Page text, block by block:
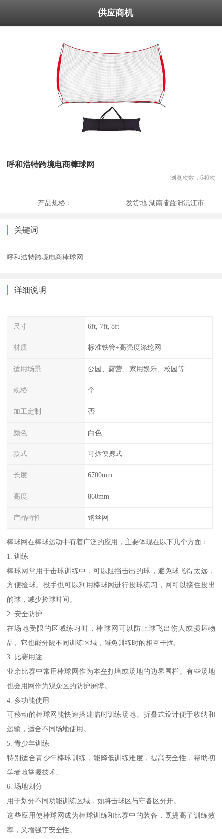
供应商机
呼和浩特跨境电商棒球网
浏览次数： 640次
产品规格： 发货地:湖南省益阳沅江市
关键词
呼和浩特跨境电商棒球网
详细说明
尺寸 6ft, 7ft, 8ft
材质 标准铁管+高强度涤纶网
适用场景 公园、露营、家用娱乐、校园等
规格 个
加工定制 否
颜色 白色
款式 可拆便携式
长度 6700mm
高度 860mm
产品特性 钢丝网
棒球网在棒球运动中有着广泛的应用，主要体现在以下几个方面：
1. 训练
棒球网常用于击球训练中，可以阻挡击出的球，避免球飞得太远，
方便捡球。投手也可以利用棒球网进行投球练习，网可以接住投出
的球，减少捡球时间。
2. 安全防护
在场地受限的区域练习时，棒球网可以防止球飞出伤人或损坏物
品。它也能分隔不同训练区域，避免训练时的相互干扰。
3. 比赛用途
业余比赛中常用棒球网作为本垒打墙或场地的边界围栏。有些场地
也会用网作为观众区的防护屏障。
4. 多功能使用
可移动的棒球网能快速搭建临时训练场地。折叠式设计便于收纳和
运输，适合不同场地使用。
5. 青少年训练
特别适合青少年棒球训练，能降低训练难度，提高安全性，帮助初
学者地掌握技术。
6. 场地划分
用于划分不同功能训练区域，如将击球区与守备区分开。
这些应用使棒球网成为棒球训练和比赛中的装备，既提高了训练效
率，又增强了安全性。